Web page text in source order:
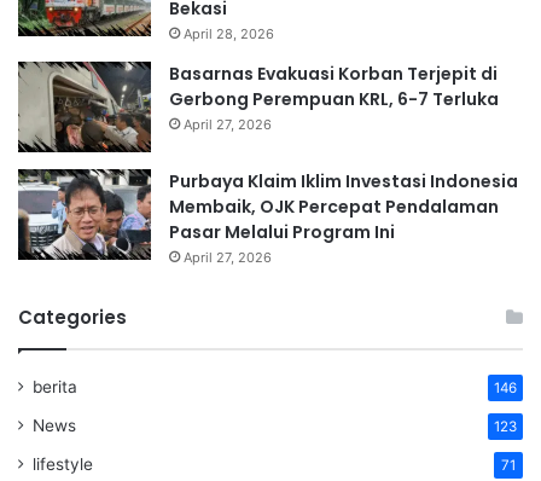
Bekasi
April 28, 2026
Basarnas Evakuasi Korban Terjepit di
Gerbong Perempuan KRL, 6-7 Terluka
April 27, 2026
Purbaya Klaim Iklim Investasi Indonesia
Membaik, OJK Percepat Pendalaman
Pasar Melalui Program Ini
April 27, 2026
Categories
berita 146
News 123
lifestyle 71